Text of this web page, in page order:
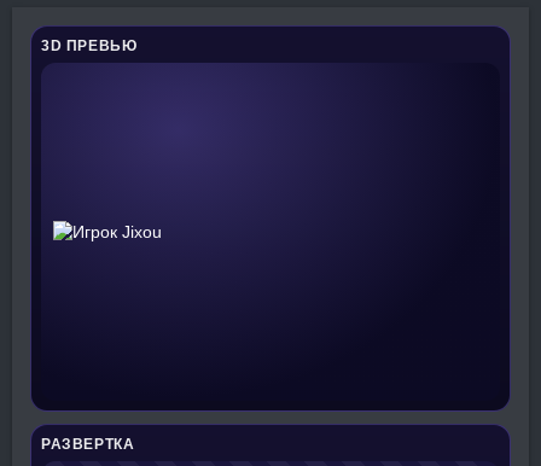
3D ПРЕВЬЮ
РАЗВЕРТКА